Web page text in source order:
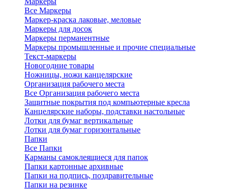
Все Маркеры
Маркер-краска лаковые, меловые
Маркеры для досок
Маркеры перманентные
Маркеры промышленные и прочие специальные
Текст-маркеры
Новогодние товары
Ножницы, ножи канцелярские
Организация рабочего места
Все Организация рабочего места
Защитные покрытия под компьютерные кресла
Канцелярские наборы, подставки настольные
Лотки для бумаг вертикальные
Лотки для бумаг горизонтальные
Папки
Все Папки
Карманы самоклеящиеся для папок
Папки картонные архивные
Папки на подпись, поздравительные
Папки на резинке